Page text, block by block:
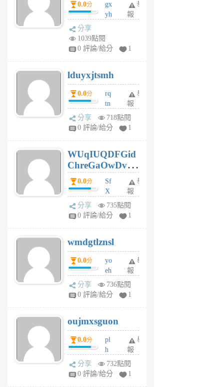
個
月
0.0分
gx
yh
jl
月
前
舉
報
分享
1039點閱
0 評論/給分
1
lduyxjtsmh
0.0分
rq
tn
jt
gl
個
月
前
舉
報
分享
718點閱
0 評論/給分
1
WUqIUQDFGid
ChreGaOwDv
dY0.0分
Sf
X
Pe
Jc
R
P
m
v
A
V
個
月
前
舉
報
分享
735點閱
0 評論/給分
1
wmdgtlznsl
0.0分
yo
eh
ld
gy
個
月
前
舉
報
分享
736點閱
0 評論/給分
1
oujmxsguon
0.0分
pl
h
wi
w
舉
報
分享
732點閱
0 評論/給分
1